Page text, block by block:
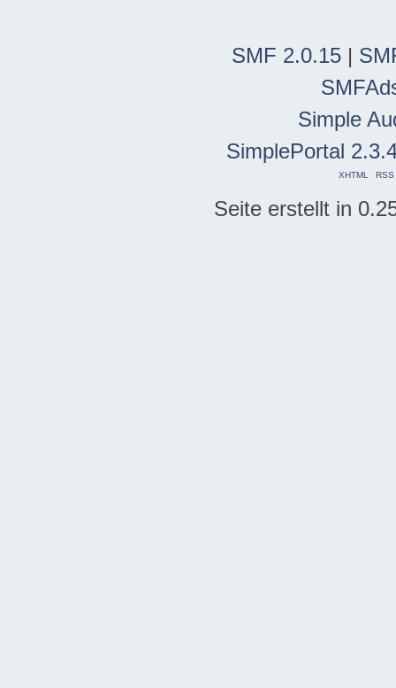
SMF 2.0.15 |
Simple
SimplePortal
XHTML RSS
Seite erstellt in